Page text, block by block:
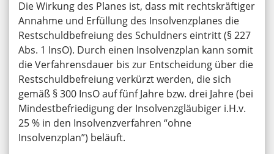
Die Wirkung des Planes ist, dass mit rechtskräftiger
Annahme und Erfüllung des Insolvenzplanes die
Restschuldbefreiung des Schuldners eintritt (§ 227
Abs. 1 InsO). Durch einen Insolvenzplan kann somit
die Verfahrensdauer bis zur Entscheidung über die
Restschuldbefreiung verkürzt werden, die sich
gemäß § 300 InsO auf fünf Jahre bzw. drei Jahre (bei
Mindestbefriedigung der Insolvenzgläubiger i.H.v.
25 % in den Insolvenzverfahren “ohne
Insolvenzplan”) beläuft.